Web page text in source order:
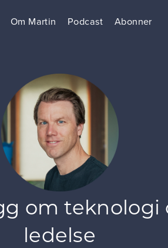
Om Martin Podcast Abonner
om teknologi
ledelse